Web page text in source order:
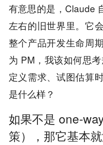
有意思的是，Claude
左右的旧世界里。它
整个产品开发生命周
为 PM，我该如何思考
定义需求、试图估算
是什么样？
如果不是 one-
策），那它基本